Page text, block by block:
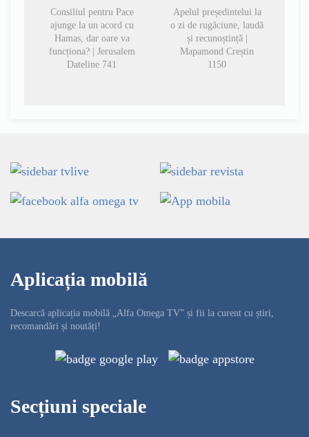
Consiliul pentru Pace
ajunge la un acord cu
Hamas, dar oare va
funcționa? | Jerusalem
Dateline 741
Apelul președintelui la
o zi de rugăciune, laudă
și recunoștință |
Mapamond Creștin
1150
Aplicația mobilă
Descarcă aplicația mobilă „Alfa Omega TV” și fii la curent cu știri,
recomandări și noutăți!
Secțiuni speciale